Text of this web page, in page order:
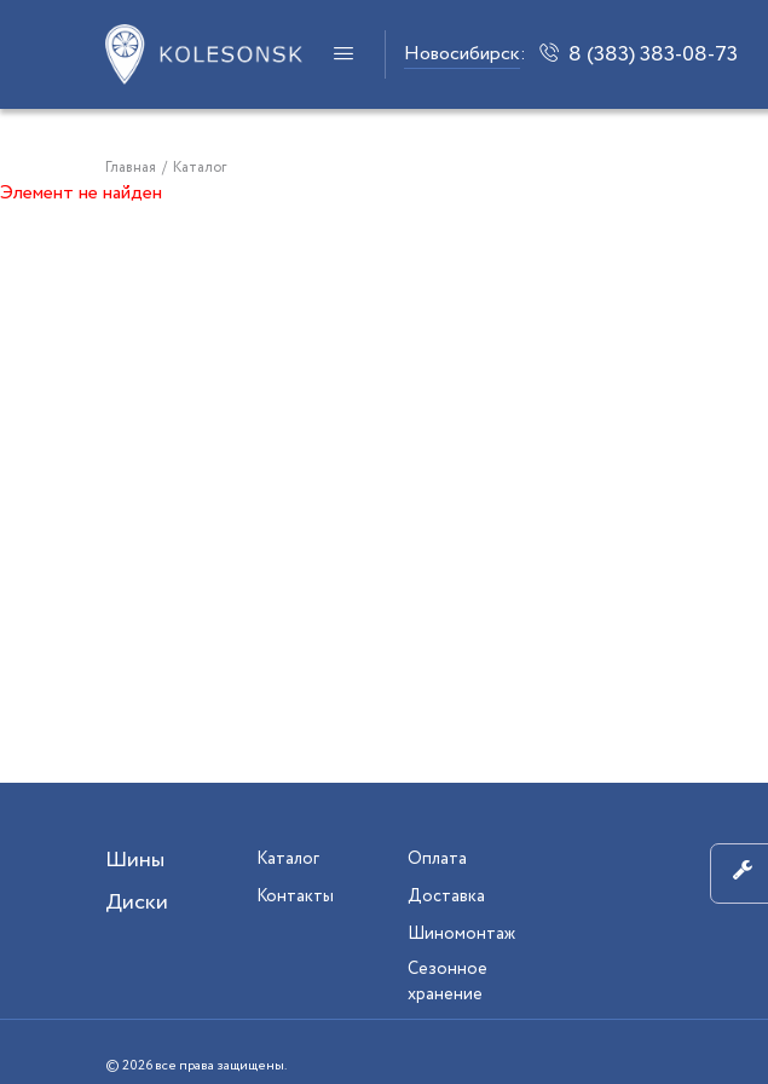
Новосибирск: 8 (383) 383-08-73
Главная / Каталог
Элемент не найден
Шины
Диски
Каталог
Контакты
Оплата
Доставка
Шиномонтаж
Сезонное
хранение
© 2026 все права защищены.